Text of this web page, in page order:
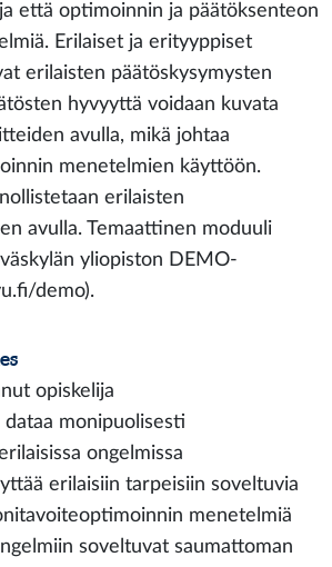
että optimoinnin ja päätöksenteon
Erilaiset ja erityyppiset
erilaisten päätöskysymysten
hyvyyttä voidaan kuvata
avulla, mikä johtaa
menetelmien käyttöön.
erilaisten
avulla. Temaattinen moduuli
yliopiston DEMO-
demo).
opiskelija
monipuolisesti
ongelmissa
erilaisiin tarpeisiin soveltuvia
menetelmiä
soveltuvat saumattoman